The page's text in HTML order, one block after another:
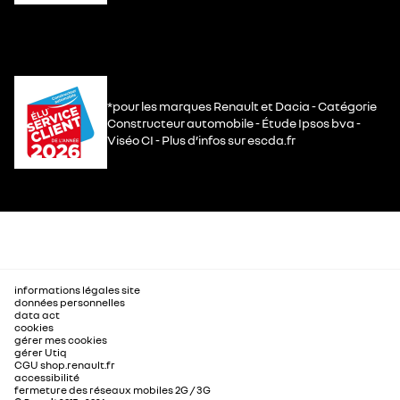
*pour les marques Renault et Dacia - Catégorie
Constructeur automobile - Étude Ipsos bva -
Viséo CI - Plus d’infos sur escda.fr
informations légales site
données personnelles
data act
cookies
gérer mes cookies
gérer Utiq
CGU shop.renault.fr
accessibilité
fermeture des réseaux mobiles 2G / 3G